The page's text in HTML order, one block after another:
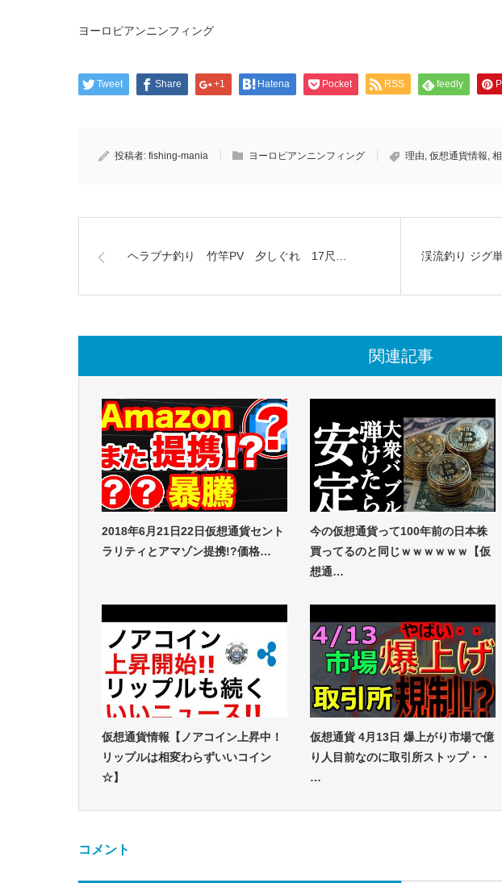
ヨーロピアンニンフィング
Tweet Share +1 Hatena Pocket RSS feedly
投稿者: fishing-mania ヨーロピアンニンフィング 理由, 仮想通貨情報,
ヘラブナ釣り 竹竿PV 夕しぐれ 17尺… 渓流釣り ジグ
関連記事
2018年6月21日22日仮想通貨セント
ラリティとアマゾン提携!?価格…
今の仮想通貨って100年前の日本株
買ってるのと同じｗｗｗｗｗｗ【仮
想通…
仮想通貨情報【ノアコイン上昇中！
リップルは相変わらずいいコイン
☆】
仮想通貨 4月13日 爆上がり市場で億
り人目前なのに取引所ストップ・・
…
コメント